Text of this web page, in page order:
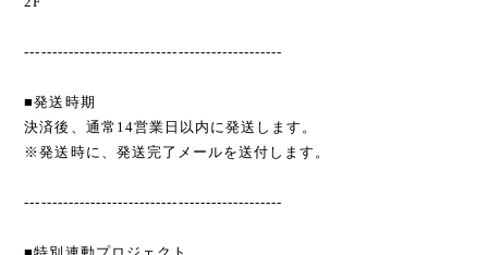
-----------------------------------------------
■発送時期
決済後、通常14営業日以内に発送します。
※発送時に、発送完了メールを送付します。
-----------------------------------------------